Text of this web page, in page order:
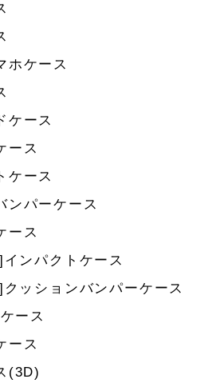
ホケース
ケース
ース
ケース
ンパーケース
ース
ンパクトケース
ッションバンパーケース
ース
ース
(3D)